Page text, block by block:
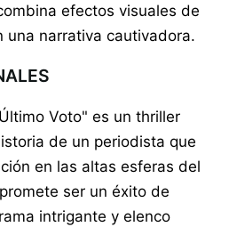
efectos visuales de
una narrativa cautivadora.
Voto" es un thriller
de un periodista que
en las altas esferas del
ser un éxito de
intrigante y elenco